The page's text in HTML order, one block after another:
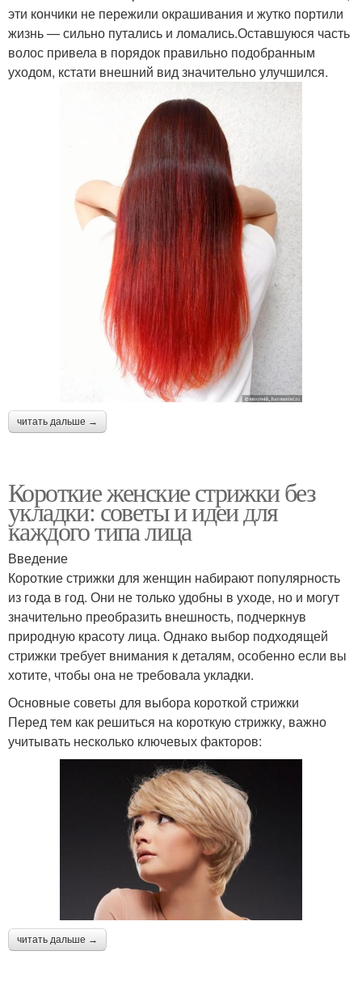
эти кончики не пережили окрашивания и жутко портили
жизнь — сильно путались и ломались.Оставшуюся часть
волос привела в порядок правильно подобранным
уходом, кстати внешний вид значительно улучшился.
читать дальше →
Короткие женские стрижки без
укладки: советы и идеи для
каждого типа лица
Введение
Короткие стрижки для женщин набирают популярность
из года в год. Они не только удобны в уходе, но и могут
значительно преобразить внешность, подчеркнув
природную красоту лица. Однако выбор подходящей
стрижки требует внимания к деталям, особенно если вы
хотите, чтобы она не требовала укладки.
Основные советы для выбора короткой стрижки
Перед тем как решиться на короткую стрижку, важно
учитывать несколько ключевых факторов:
читать дальше →